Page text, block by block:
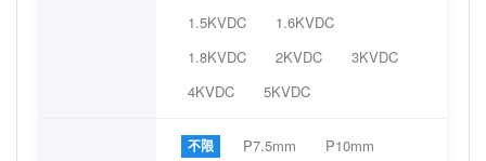
1.5KVDC
1.6KVDC
1.8KVDC
2KVDC
3KVDC
4KVDC
5KVDC
不限 P7.5mm
P10mm